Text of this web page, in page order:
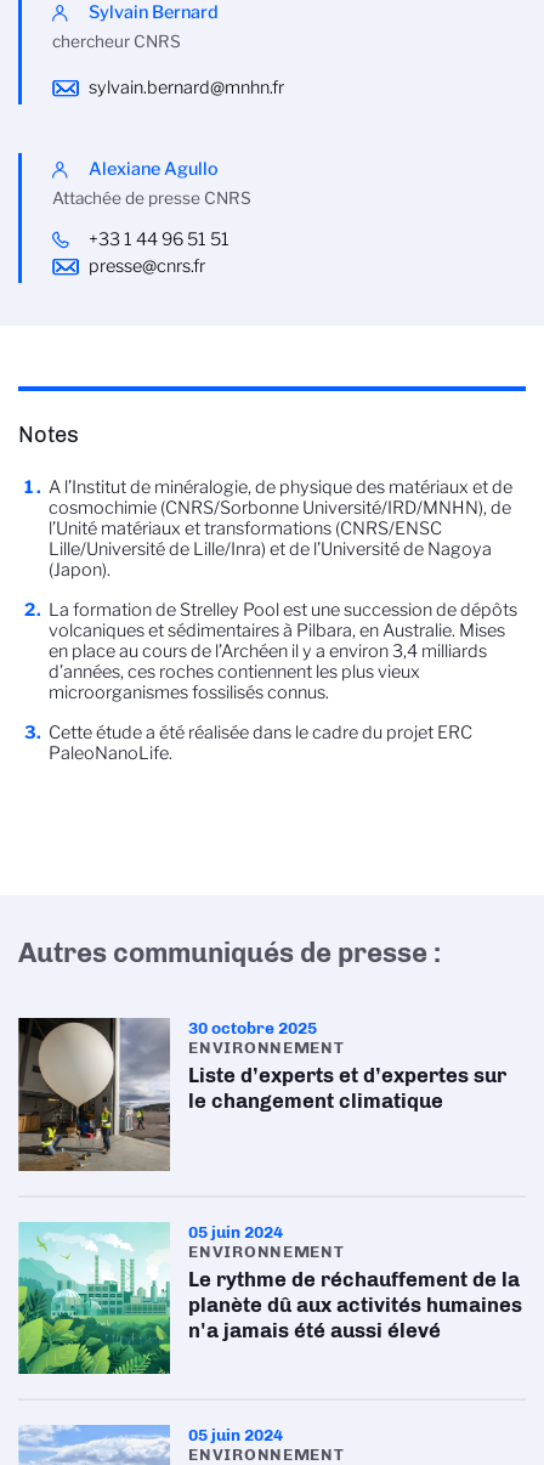
Sylvain Bernard
chercheur CNRS
sylvain.bernard@mnhn.fr
Alexiane Agullo
Attachée de presse CNRS
+33 1 44 96 51 51
presse@cnrs.fr
Notes
A l’Institut de minéralogie, de physique des matériaux et de
cosmochimie (CNRS/Sorbonne Université/IRD/MNHN), de
l’Unité matériaux et transformations (CNRS/ENSC
Lille/Université de Lille/Inra) et de l’Université de Nagoya
(Japon).
La formation de Strelley Pool est une succession de dépôts
volcaniques et sédimentaires à Pilbara, en Australie. Mises
en place au cours de l’Archéen il y a environ 3,4 milliards
d’années, ces roches contiennent les plus vieux
microorganismes fossilisés connus.
Cette étude a été réalisée dans le cadre du projet ERC
PaleoNanoLife.
Autres communiqués de presse :
30 octobre 2025
ENVIRONNEMENT
Liste d’experts et d’expertes sur
le changement climatique
05 juin 2024
ENVIRONNEMENT
Le rythme de réchauffement de la
planète dû aux activités humaines
n'a jamais été aussi élevé
05 juin 2024
ENVIRONNEMENT